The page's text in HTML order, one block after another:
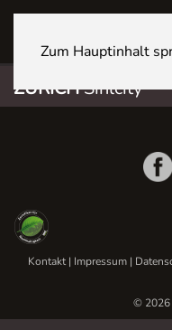
Zum Hauptinhalt
ZÜRICHSihlcity
Kontakt| Impressum |
© 2026